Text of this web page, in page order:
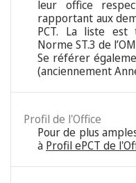
leur office
rapportant aux
PCT. La liste est
Norme ST.3 de
Se référer
(anciennement
Profil de l'Office
Pour de plus
à Profil ePCT de